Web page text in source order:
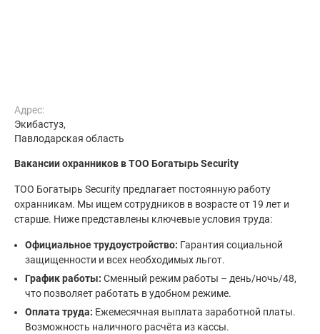
Адрес:
Экибастуз,
Павлодарская область
Вакансии охранников в ТОО Богатырь Security
ТОО Богатырь Security предлагает постоянную работу
охранникам. Мы ищем сотрудников в возрасте от 19 лет и
старше. Ниже представлены ключевые условия труда:
Официальное трудоустройство: Гарантия социальной
защищенности и всех необходимых льгот.
График работы: Сменный режим работы – день/ночь/48,
что позволяет работать в удобном режиме.
Оплата труда: Ежемесячная выплата заработной платы.
Возможность наличного расчёта из кассы.